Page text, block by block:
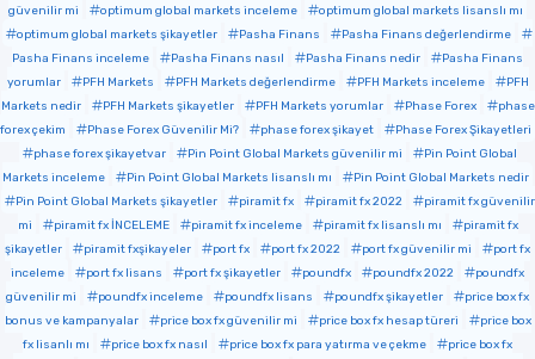
güvenilir mi
optimum global markets inceleme
optimum global markets lisanslı mı
optimum global markets şikayetler
Pasha Finans
Pasha Finans değerlendirme
Pasha Finans inceleme
Pasha Finans nasıl Pasha Finans nedir
Pasha Finans
yorumlar
PFH Markets PFH Markets değerlendirme PFH Markets inceleme
PFH
Markets nedir
PFH Markets şikayetler PFH Markets yorumlar Phase Forex
phase
forex çekim
Phase Forex Güvenilir Mi? phase forex şikayet
Phase Forex Şikayetleri
phase forex şikayetvar
Pin Point Global Markets güvenilir mi
Pin Point Global
Markets inceleme
Pin Point Global Markets lisanslı mı
Pin Point Global Markets nedir
Pin Point Global Markets şikayetler
piramit fx piramit fx 2022
piramit fx güvenilir
mi
piramit fx İNCELEME piramit fx inceleme piramit fx lisanslı mı
piramit fx
şikayetler
piramit fxşikayeler port fx port fx 2022 port fx güvenilir mi
port fx
inceleme
port fx lisans port fx şikayetler poundfx poundfx 2022
poundfx
güvenilir mi
poundfx inceleme poundfx lisans poundfx şikayetler
price box fx
bonus ve kampanyalar
price box fx güvenilir mi price box fx hesap türeri
price box
fx lisanlı mı
price box fx nasıl price box fx para yatırma ve çekme
price box fx